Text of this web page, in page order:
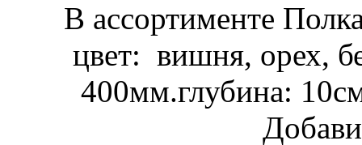
В ассортименте
цвет: вишня, орех,
400мм.глубина: